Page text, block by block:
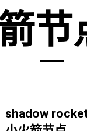
节
shadow rocket